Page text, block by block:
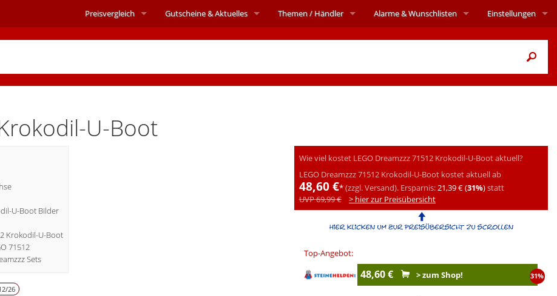
U-Boot
Wie viel kostet LEGO Dreamzzz 71512 Krokodil-U-Boot aktuell?
LEGO Dreamzzz 71512 Krokodil-U-Boot kostet aktuell ab
48,60 €*(zzgl. Versand). Ersparnis:21,39 € (31%)statt
UVP 69,99 €
> hier zur Preisübersicht
Top-Angebot:
48,60 € 31%
> zum Shop!
U-Boot Bilder
Krokodil-U-Boot
71512
Sets
26
Preisvergleich Gutscheine &Aktuelles Themen/ Händler Alarme& Wunschlisten Einstellungen